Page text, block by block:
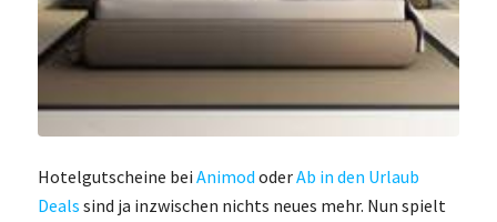
Hotelgutscheine bei Animod oderAb in den Urlaub
Deals sind ja inzwischen nichts neues mehr. Nun spielt